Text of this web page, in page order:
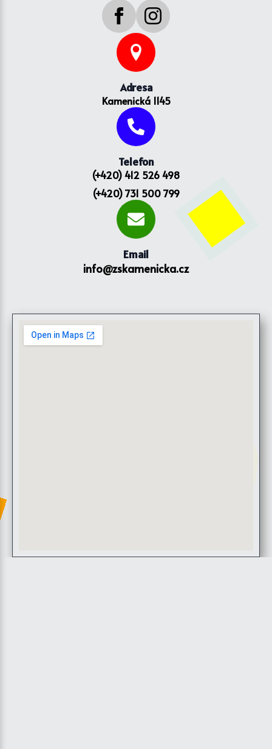
Adresa
Kamenická 1145
Telefon
(+420) 412 526 498
(+420) 731 500 799
Email
info@zskamenicka.cz